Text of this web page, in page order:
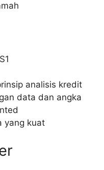
analisis kredit
data dan angka
yang kuat